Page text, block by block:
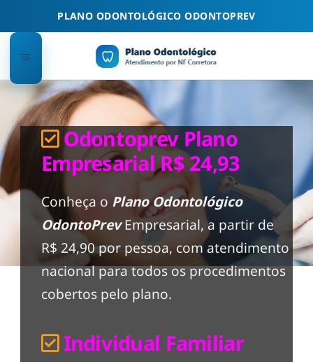
PLANO ODONTOLÓGICO ODONTOPREV
Odontoprev Plano
Empresarial R$ 24,93
Conheça o Plano Odontológico
OdontoPrev Empresarial, a partir de
R$ 24,90 por pessoa, com atendimento
nacional para todos os procedimentos
cobertos pelo plano.
Individual Familiar